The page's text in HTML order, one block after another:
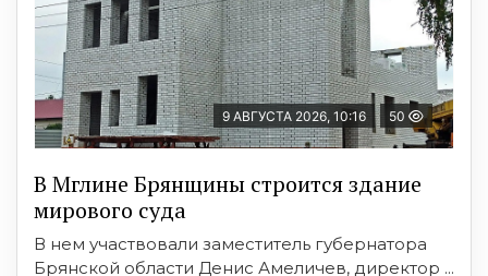
9 АВГУСТА 2026, 10:16 50
В Мглине Брянщины строится здание
мирового суда
В нем участвовали заместитель губернатора
Брянской области Денис Амеличев, директор ...